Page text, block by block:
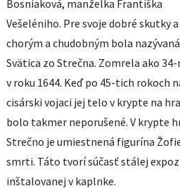
Bosniaková, manželka Františka
Vešeléniho. Pre svoje dobré skutky
chorým a chudobným bola
Svätica zo Strečna. Zomrela ako
v roku 1644. Keď po 45-tich rokoch
cisárski vojaci jej telo v krypte na
bolo takmer neporušené. V krypte
Strečno je umiestnená figurína
smrti. Táto tvorí súčasť stálej
inštalovanej v kaplnke.